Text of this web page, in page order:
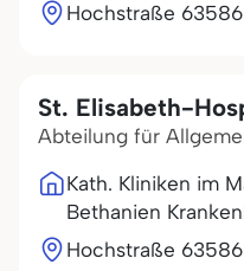
Hochstraße 63
St. Elisabeth-
Abteilung für
Kath. Kliniken im
Bethanien
Hochstraße 63